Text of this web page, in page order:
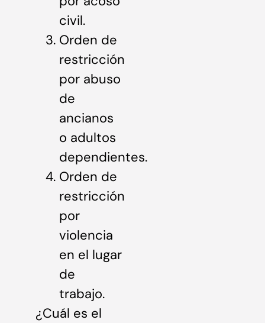
civil.
Orden de
restricción
por abuso
de
ancianos
o adultos
dependientes.
Orden de
restricción
por
violencia
en el lugar
de
trabajo.
¿Cuál es el